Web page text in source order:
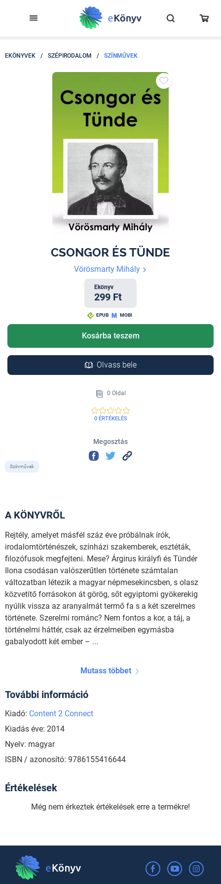
EKÖNYVEK / SZÉPIRODALOM / SZÍNMŰVEK
CSONGOR ÉS TÜNDE
Vörösmarty Mihály
Ekönyv
299 Ft
EPUB MOBI
Kosárba teszem
Olvass bele
0 Oldal
0 ÉRTÉKELÉS
Megosztás
Színművek
A KÖNYVRŐL
Rejtély, amelyet másfél száz éve próbálnak írók,
irodalomtörténészek, színházi szakemberek, esztéták,
filozófusok megfejteni. Mese? Árgirus királyfi és Tündér
Ilona csodásan valószerűtlen története számtalan
változatban létezik a magyar népmesekincsben, s olasz
közvetítő forrásokon át görög, sőt egyiptomi gyökerekig
nyúlik vissza az aranyalmát termő fa s a két szerelmes
története. Szerelmi románc? Nem fontos a kor, a táj, a
történelmi háttér, csak az érzelmeiben egymásba
gabalyodott két ember – ...
Mutass többet
További információ
Kiadó: Content 2 Connect
Kiadás éve: 2014
Nyelv: magyar
ISBN / azonosító: 9786155416644
Értékelések
Még nem érkeztek értékelések erre a termékre!